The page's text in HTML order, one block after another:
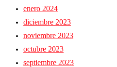
enero 2024
diciembre 2023
noviembre 2023
octubre 2023
septiembre 2023